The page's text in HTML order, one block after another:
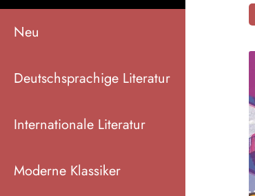
Neu
Deutschsprachige Literatur
Internationale Literatur
Moderne Klassiker